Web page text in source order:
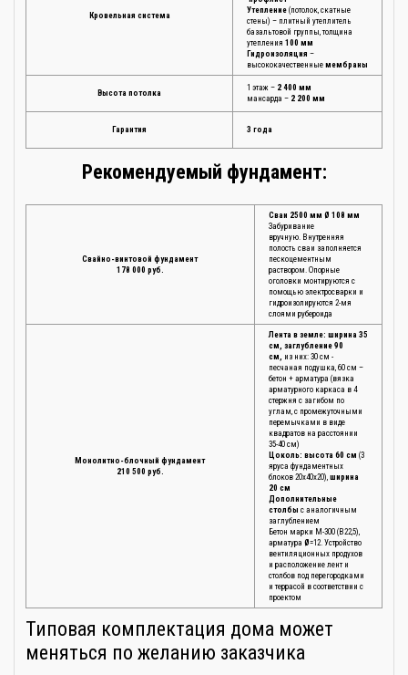
Кровельная система
Утепление (потолок, скатные
стены) – плитный утеплитель
базальтовой группы, толщина
утепления 100 мм
Гидроизоляция –
высококачественные мембраны
Высота потолка
1 этаж – 2 400 мм
мансарда – 2 200 мм
Гарантия 3 года
Рекомендуемый фундамент:
Свайно-винтовой фундамент
178 000 руб.
Сваи 2500 мм Ø 108 мм
Забуривание
вручную. Внутренняя
полость сваи заполняется
пескоцементным
раствором. Опорные
оголовки монтируются с
помощью электросварки и
гидроизолируются 2-мя
слоями рубероида
Монолитно-блочный фундамент
210 500 руб.
Лента в земле: ширина 35
см, заглубление 90
см, из них: 30 см -
песчаная подушка, 60 см –
бетон + арматура (вязка
арматурного каркаса в 4
стержня с загибом по
углам, с промежуточными
перемычками в виде
квадратов на расстоянии
35-40 см)
Цоколь: высота 60 см (3
яруса фундаментных
блоков 20х40х20), ширина
20 см
Дополнительные
столбы с аналогичным
заглублением
Бетон марки М-300 (В22,5),
арматура Ø=12. Устройство
вентиляционных продухов
и расположение лент и
столбов под перегородками
и террасой в соответствии с
проектом
Типовая комплектация дома может
меняться по желанию заказчика